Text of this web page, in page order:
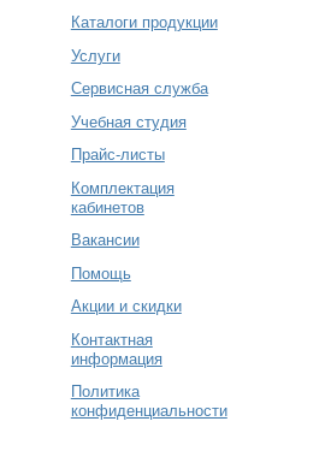
Каталоги продукции
Услуги
Сервисная служба
Учебная студия
Прайс-листы
Комплектация
кабинетов
Вакансии
Помощь
Акции и скидки
Контактная
информация
Политика
конфиденциальности